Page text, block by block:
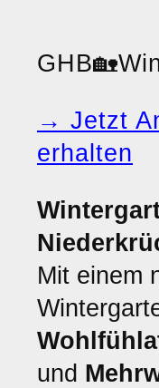
GHB🏡
→ Jetzt
erhalten
Mit einem
und